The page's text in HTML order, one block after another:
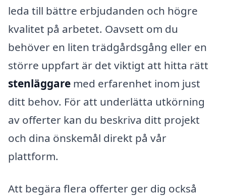
leda till bättre erbjudanden och högre
kvalitet på arbetet. Oavsett om du
behöver en liten trädgårdsgång eller en
större uppfart är det viktigt att hitta rätt
stenläggare med erfarenhet inom just
ditt behov. För att underlätta utkörning
av offerter kan du beskriva ditt projekt
och dina önskemål direkt på vår
plattform.
Att begära flera offerter ger dig också